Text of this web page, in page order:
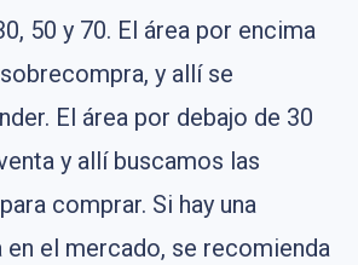
50 y 70. El área por encima
y allí se
El área por debajo de 30
y allí buscamos las
comprar. Si hay una
en el mercado, se recomienda